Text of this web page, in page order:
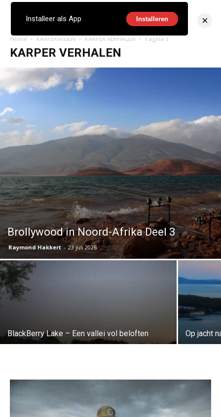
Home KARPERVISSEN KARPER VERHALEN Pagina 3
KARPER VERHALEN
Brollywood in Noord-Afrika Deel 3
Raymond Hakkert - 23 juli 2026
BlackBerry Lake – Een vallei vol beloften Op jacht
Installeer als App Installeren ×